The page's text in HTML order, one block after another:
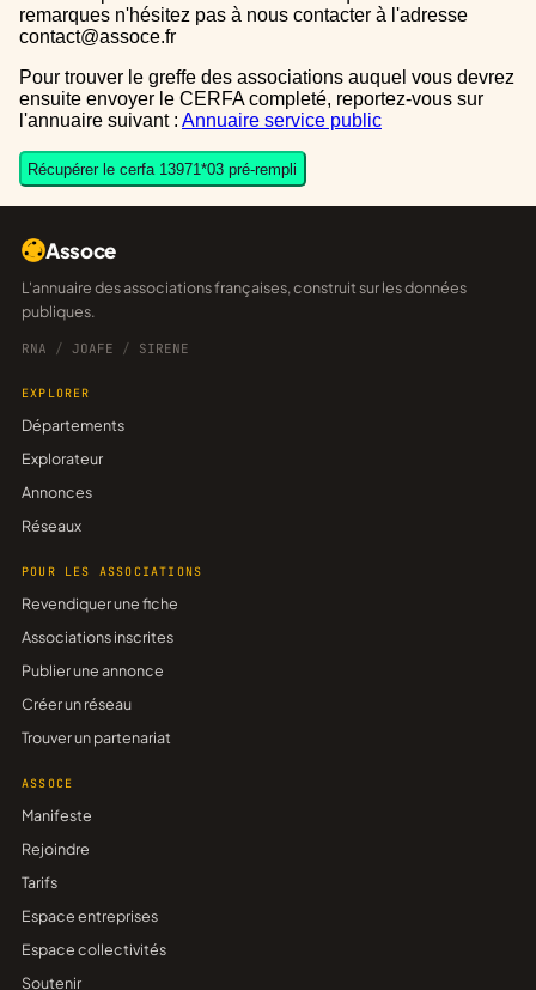
remarques n'hésitez pas à nous contacter à l'adresse
contact@assoce.fr
Pour trouver le greffe des associations auquel vous devrez
ensuite envoyer le CERFA completé, reportez-vous sur
l'annuaire suivant : Annuaire service public
Récupérer le cerfa 13971*03 pré-rempli
Assoce
L'annuaire des associations françaises, construit sur les données
publiques.
RNA / JOAFE / SIRENE
EXPLORER
Départements
Explorateur
Annonces
Réseaux
POUR LES ASSOCIATIONS
Revendiquer une fiche
Associations inscrites
Publier une annonce
Créer un réseau
Trouver un partenariat
ASSOCE
Manifeste
Rejoindre
Tarifs
Espace entreprises
Espace collectivités
Soutenir